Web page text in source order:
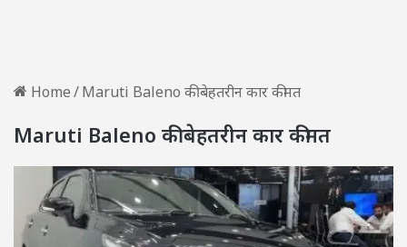
Home/Maruti Baleno की बेहतरीन कार कीमत
Maruti Baleno की बेहतरीन कार कीमत